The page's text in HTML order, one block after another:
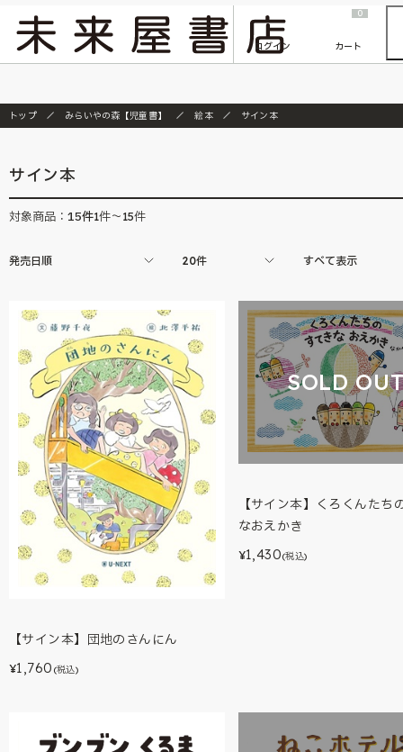
『ONE PIECE magazine 021 ONE PIECEカード付き同梱版』発売延期のご案内
ログイン
0
カート
トップ みらいやの森【児童書】 絵本 サイン本
サイン本
対象商品： 15件1件～15件
発売日順 20件 すべて表示
【サイン本】団地のさんにん
¥1,760 (税込)
SOLD
【サイン本】くろくんたち
なおえかき
¥1,430(税込)